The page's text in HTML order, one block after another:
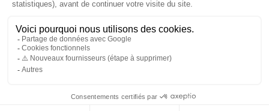
16 rue Régale
30000 NÎMES
NOUS LOCALISER